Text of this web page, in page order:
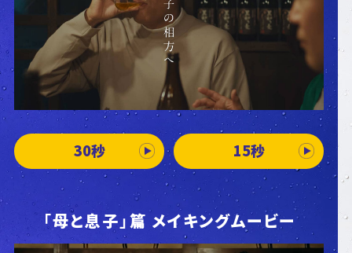
30秒 15秒
「母と息子」篇 メイキングムービー